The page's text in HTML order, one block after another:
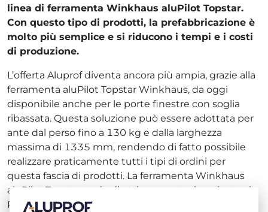
linea di ferramenta Winkhaus aluPilot Topstar.
Con questo tipo di prodotti, la prefabbricazione è
molto più semplice e si riducono i tempi e i costi
di produzione.
L’offerta Aluprof diventa ancora più ampia, grazie alla
ferramenta aluPilot Topstar Winkhaus, da oggi
disponibile anche per le porte finestre con soglia
ribassata. Questa soluzione può essere adottata per
ante dal perso fino a 130 kg e dalla larghezza
massima di 1335 mm, rendendo di fatto possibile
realizzare praticamente tutti i tipi di ordini per
questa fascia di prodotti. La ferramenta Winkhaus
aluPilot Topstar gode di ottima reputazione in tanti
Paesi e in Polonia è disponibile in esclusiva solo per i